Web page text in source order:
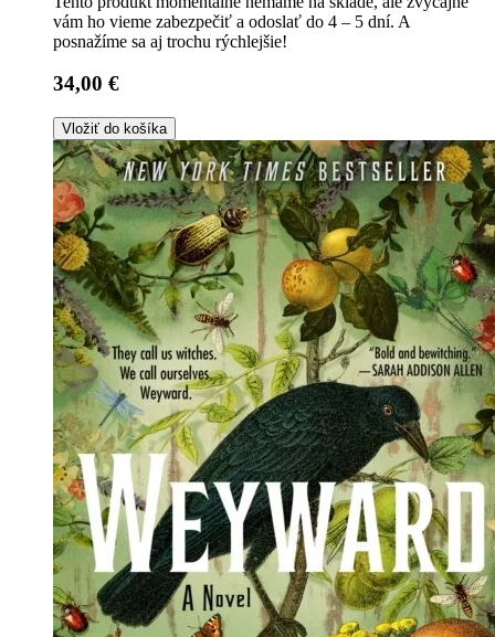
vám ho vieme zabezpečiť a odoslať do 4 – 5 dní. A
posnažíme sa aj trochu rýchlejšie!
34,00 €
Vložiť do košíka